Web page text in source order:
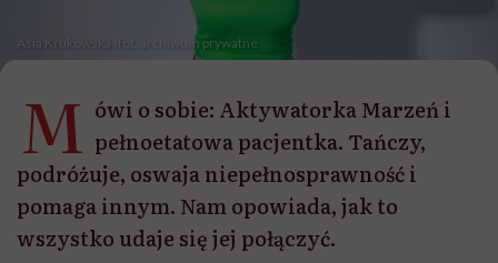
Asia Krukowska /fot. archiwum prywatne
M ówi o sobie: Aktywatorka Marzeń i
pełnoetatowa pacjentka. Tańczy,
podróżuje, oswaja niepełnosprawność i
pomaga innym. Nam opowiada, jak to
wszystko udaje się jej połączyć.